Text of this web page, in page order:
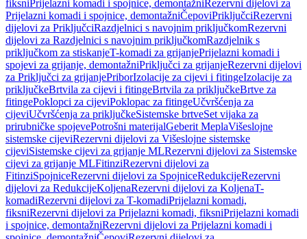
fiksniPrijelazni komadi i spojnice, demontažniRezervni dijelovi za
Prijelazni komadi i spojnice, demontažniČepoviPriključciRezervni
dijelovi za PriključciRazdjelnici s navojnim priključkomRezervni
dijelovi za Razdjelnici s navojnim priključkomRazdjelnik s
priključkom za stiskanjeT-komadi za grijanjePrijelazni komadi i
spojevi za grijanje, demontažniPriključci za grijanjeRezervni dijelovi
za Priključci za grijanjePriborIzolacije za cijevi i fitingeIzolacije za
priključkeBrtvila za cijevi i fitingeBrtvila za priključkeBrtve za
fitingePoklopci za cijeviPoklopac za fitingeUčvršćenja za
cijeviUčvršćenja za priključkeSistemske brtveSet vijaka za
prirubničke spojevePotrošni materijalGeberit MeplaVišeslojne
sistemske cijeviRezervni dijelovi za Višeslojne sistemske
cijeviSistemske cijevi za grijanje MLRezervni dijelovi za Sistemske
cijevi za grijanje MLFitinziRezervni dijelovi za
FitinziSpojniceRezervni dijelovi za SpojniceRedukcijeRezervni
dijelovi za RedukcijeKoljenaRezervni dijelovi za KoljenaT-
komadiRezervni dijelovi za T-komadiPrijelazni komadi,
fiksniRezervni dijelovi za Prijelazni komadi, fiksniPrijelazni komadi
i spojnice, demontažniRezervni dijelovi za Prijelazni komadi i